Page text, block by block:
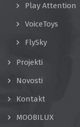
Play Attention
VoiceToys
FlySky
Projekti
Novosti
Kontakt
MOOBILUX